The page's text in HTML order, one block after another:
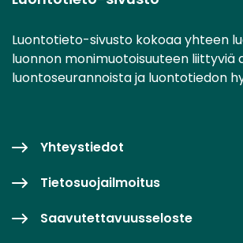
Luontotieto-sivusto kokoaa yhteen
luonnon monimuotoisuuteen liittyviä
luontoseurannoista ja luontotiedon
Yhteystiedot
Tietosuojailmoitus
Saavutettavuusseloste